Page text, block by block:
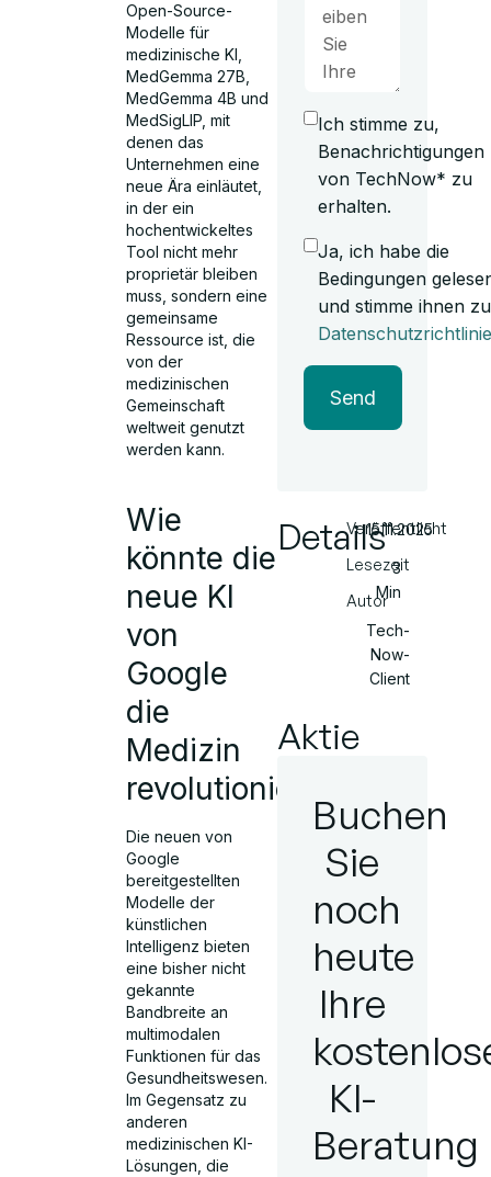
Open-Source-
Modelle für
medizinische KI,
MedGemma 27B,
MedGemma 4B und
MedSigLIP, mit
denen das
Unternehmen eine
neue Ära einläutet,
in der ein
hochentwickeltes
Tool nicht mehr
proprietär bleiben
muss, sondern eine
gemeinsame
Ressource ist, die
von der
medizinischen
Gemeinschaft
weltweit genutzt
werden kann.
Wie
könnte die
neue KI
von
Google
die
Medizin
revolutionieren?
Die neuen von
Google
bereitgestellten
Modelle der
künstlichen
Intelligenz bieten
eine bisher nicht
gekannte
Bandbreite an
multimodalen
Funktionen für das
Gesundheitswesen.
Im Gegensatz zu
anderen
medizinischen KI-
Lösungen, die
Ich stimme zu,
Benachrichtigungen
von TechNow* zu
erhalten.
Ja, ich habe die
Bedingungen
und stimme ihnen
Datenschutzrichtlinie
Send
DetailsVeröffentlicht
Lesezeit
Autor
15.11.2025
3
Min
Tech-
Now-
Client
Aktie
Buchen
Sie
noch
heute
Ihre
KI-
Beratung